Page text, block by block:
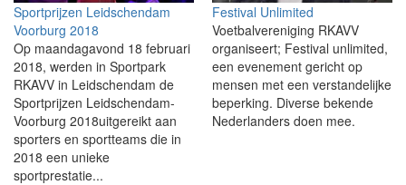
Sportprijzen Leidschendam
Voorburg 2018
Op maandagavond 18 februari
2018, werden in Sportpark
RKAVV in Leidschendam de
Sportprijzen Leidschendam-
Voorburg 2018uitgereikt aan
sporters en sportteams die in
2018 een unieke
sportprestatie...
Festival Unlimited
Voetbalvereniging RKAVV
organiseert; Festival unlimited,
een evenement gericht op
mensen met een verstandelijke
beperking. Diverse bekende
Nederlanders doen mee.